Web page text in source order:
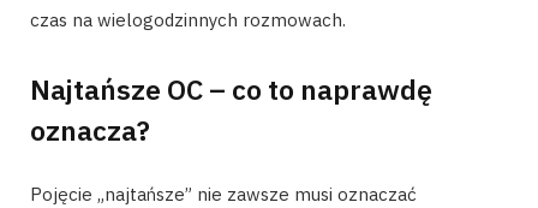
czas na wielogodzinnych rozmowach.
Najtańsze OC – co to naprawdę
oznacza?
Pojęcie „najtańsze” nie zawsze musi oznaczać